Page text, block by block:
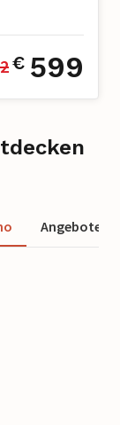
€ 599
Angebote